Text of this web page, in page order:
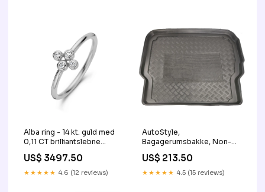
Alba ring - 14 kt. guld med
0,11 CT brilliantslebne
diamanter Updated
US$ 3497.50
★★★★★ 4.6 (12 reviews)
AutoStyle,
Bagagerumsbakke, Non-
Slip, passer til Mercedes C-
Class W204 Kombi 2007-
(short version) CL861637
US$ 213.50
★★★★★ 4.5 (15 reviews)